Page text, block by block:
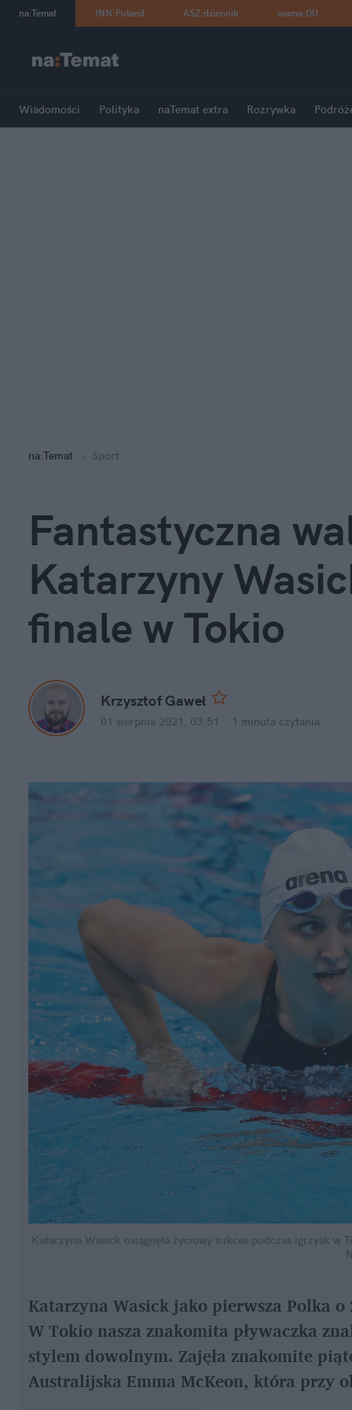
na:Temat INN:Poland ASZ:dziennik mama:DU
Wiadomości Polityka naTemat extra Rozrywka
na:Temat Sport
Fantastyczna
Katarzyny
finale w Tokio
Krzysztof Gaweł
01 sierpnia 2021, 03:51 1 minuta czytania
Katarzyna Wasick osiągnęła życiowy sukces podczas igrzysk w
Katarzyna Wasick jako pierwsza Polka
W Tokio nasza znakomita pływaczka
stylem dowolnym. Zajęła znakomite
Australijska Emma McKeon, która przy